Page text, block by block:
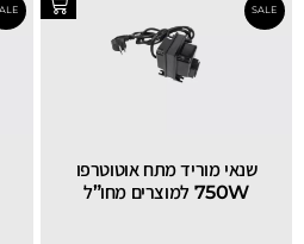
שנאי מוריד מתח אוטוטרפו
750W למוצרים מחו”ל